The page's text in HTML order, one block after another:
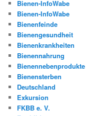
Bienen-InfoWabe
Bienen-InfoWabe
Bienenfeinde
Bienengesundheit
Bienenkrankheiten
Bienennahrung
Bienennebenprodukte
Bienensterben
Deutschland
Exkursion
FKBB e. V.